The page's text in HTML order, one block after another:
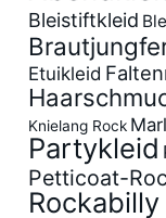
Bleistiftkleid
Etuikleid
Knielang Rock
Partykleid
Petticoat-